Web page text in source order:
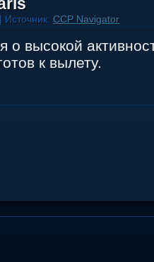
| Источник: CCP Navigator
о высокой
к вылету.